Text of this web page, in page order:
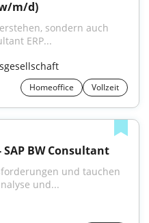
m/d)
sondern auch
ERP...
Homeoffice Vollzeit
BW Consultant
und tauchen
und...